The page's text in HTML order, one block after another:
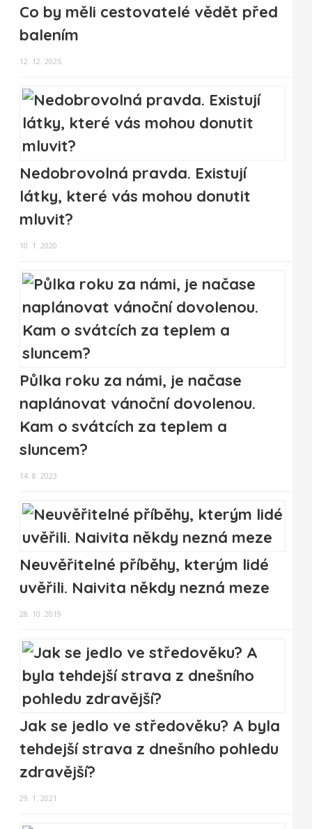
Co by měli cestovatelé vědět před
balením
12. 12. 2025
Nedobrovolná pravda. Existují
látky, které vás mohou donutit
mluvit?
10. 1. 2020
Půlka roku za námi, je načase
naplánovat vánoční dovolenou.
Kam o svátcích za teplem a
sluncem?
14. 8. 2023
Neuvěřitelné příběhy, kterým lidé
uvěřili. Naivita někdy nezná meze
28. 10. 2019
Jak se jedlo ve středověku? A byla
tehdejší strava z dnešního pohledu
zdravější?
29. 1. 2021